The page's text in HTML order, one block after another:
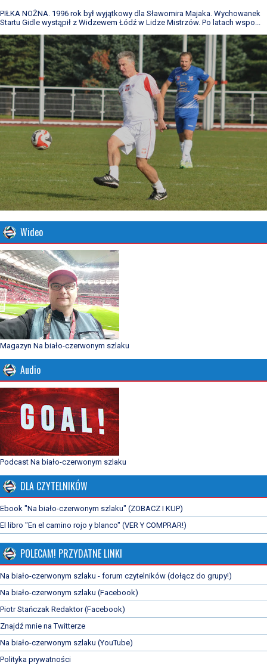
PIŁKA NOŻNA. 1996 rok był wyjątkowy dla Sławomira Majaka. Wychowanek
Startu Gidle wystąpił z Widzewem Łódź w Lidze Mistrzów. Po latach wspo...
Wideo
Magazyn Na biało-czerwonym szlaku
Audio
Podcast Na biało-czerwonym szlaku
DLA CZYTELNIKÓW
Ebook "Na biało-czerwonym szlaku" (ZOBACZ I KUP)
El libro "En el camino rojo y blanco" (VER Y COMPRAR!)
POLECAM! PRZYDATNE LINKI
Na biało-czerwonym szlaku - forum czytelników (dołącz do grupy!)
Na biało-czerwonym szlaku (Facebook)
Piotr Stańczak Redaktor (Facebook)
Znajdź mnie na Twitterze
Na biało-czerwonym szlaku (YouTube)
Polityka prywatności